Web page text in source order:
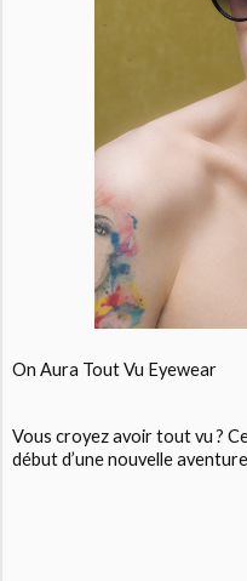
On Aura Tout Vu Eyewear
Vous croyez avoir tout vu ?
début d’une nouvelle